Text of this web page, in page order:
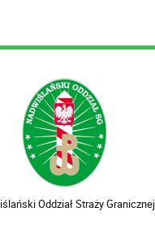
Oddział Straży Granicznej